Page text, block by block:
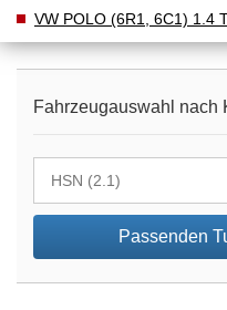
VW POLO (6R1, 6C1) 1.4
Fahrzeugauswahl nach
Passenden